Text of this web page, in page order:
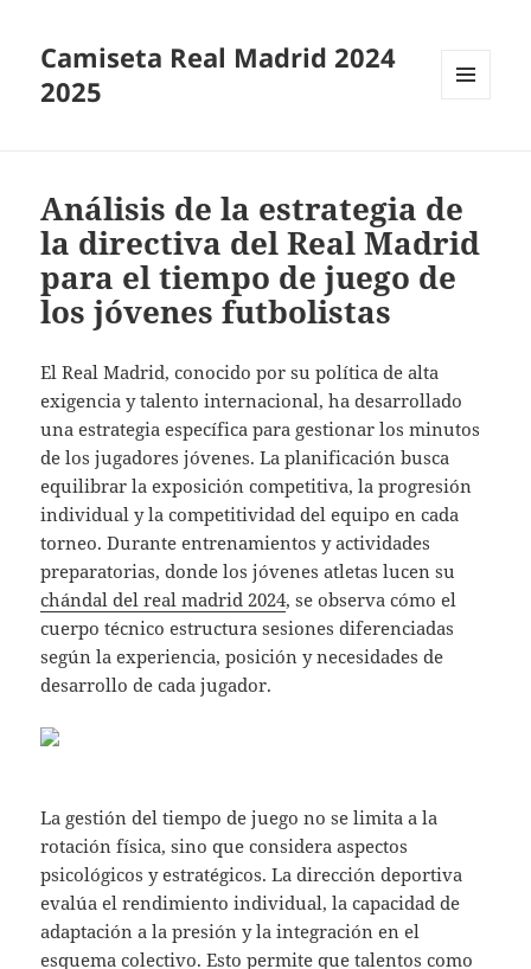
Camiseta Real Madrid 2024
2025
Análisis de la estrategia de
la directiva del Real Madrid
para el tiempo de juego de
los jóvenes futbolistas
El Real Madrid, conocido por su política de alta
exigencia y talento internacional, ha desarrollado
una estrategia específica para gestionar los minutos
de los jugadores jóvenes. La planificación busca
equilibrar la exposición competitiva, la progresión
individual y la competitividad del equipo en cada
torneo. Durante entrenamientos y actividades
preparatorias, donde los jóvenes atletas lucen su
chándal del real madrid 2024, se observa cómo el
cuerpo técnico estructura sesiones diferenciadas
según la experiencia, posición y necesidades de
desarrollo de cada jugador.
La gestión del tiempo de juego no se limita a la
rotación física, sino que considera aspectos
psicológicos y estratégicos. La dirección deportiva
evalúa el rendimiento individual, la capacidad de
adaptación a la presión y la integración en el
esquema colectivo. Esto permite que talentos como